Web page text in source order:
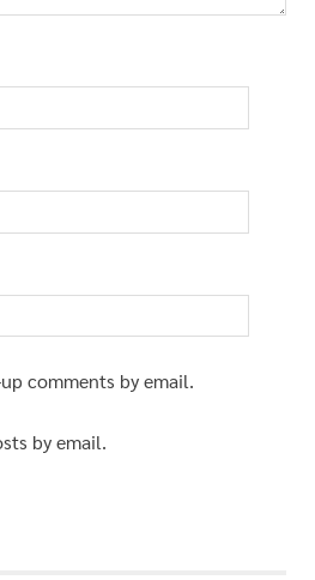
comments by email.
by email.